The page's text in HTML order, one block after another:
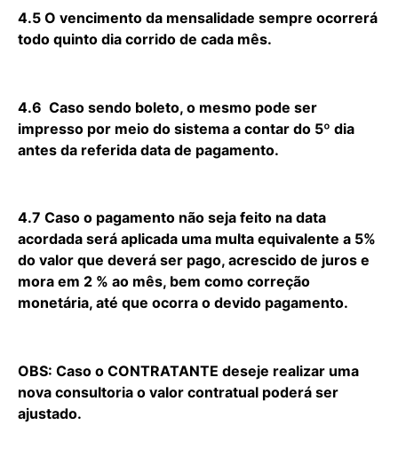
4.5 O vencimento da mensalidade sempre ocorrerá
todo quinto dia corrido de cada mês.
4.6 Caso sendo boleto, o mesmo pode ser
impresso por meio do sistema a contar do 5º dia
antes da referida data de pagamento.
4.7 Caso o pagamento não seja feito na data
acordada será aplicada uma multa equivalente a 5%
do valor que deverá ser pago, acrescido de juros e
mora em 2 % ao mês, bem como correção
monetária, até que ocorra o devido pagamento.
OBS: Caso o CONTRATANTE deseje realizar uma
nova consultoria o valor contratual poderá ser
ajustado.